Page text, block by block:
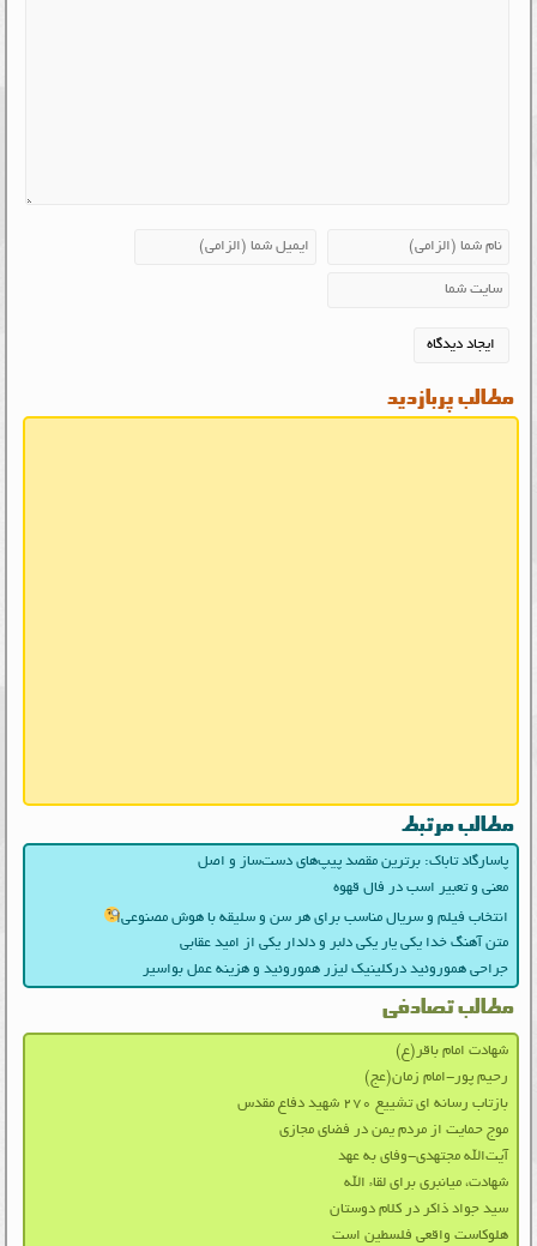
مطالب پربازدید
مطالب مرتبط
پاسارگاد تاباک: برترین مقصد پیپ‌های دست‌ساز و اصل
معنی و تعبیر اسب در فال قهوه
انتخاب فیلم و سریال مناسب برای هر سن و سلیقه با هوش مصنوعی
متن آهنگ خدا یکی یار یکی دلبر و دلدار یکی از امید عقابی
جراحی هموروئید درکلینیک لیزر هموروئید و هزینه عمل بواسیر
مطالب تصادفی
شهادت امام باقر(ع)
رحیم پور-امام زمان(عج)
بازتاب رسانه ای تشییع ۲۷۰ شهید دفاع مقدس
موج حمایت از مردم یمن در فضای مجازی
آیت‌الله مجتهدی-وفای به عهد
شهادت، میانبری برای لقاء الله
سید جواد ذاکر در کلام دوستان
هلوکاست واقعی فلسطین است